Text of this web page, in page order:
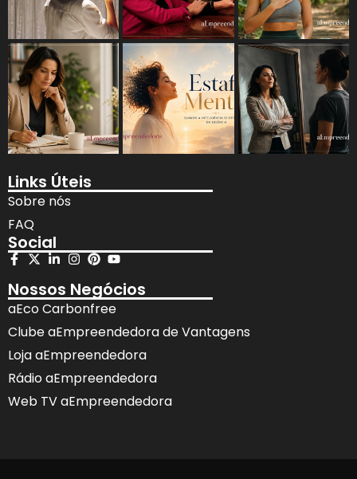
Links Úteis
Sobre nós
FAQ
Social
Nossos Negócios
aEco Carbonfree
Clube aEmpreendedora de Vantagens
Loja aEmpreendedora
Rádio aEmpreendedora
Web TV aEmpreendedora